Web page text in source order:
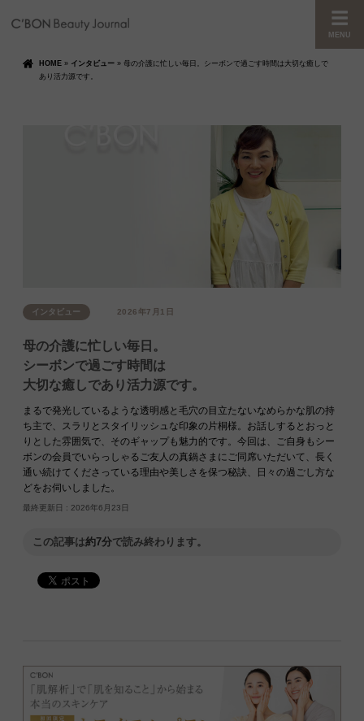
MENU
HOME » インタビュー » 母の介護に忙しい毎日。シーボンで過ごす時間は大切な癒しで
あり活力源です。
インタビュー 2026年7月1日
母の介護に忙しい毎日。
シーボンで過ごす時間は
大切な癒しであり活力源です。
まるで発光しているような透明感と毛穴の目立たないなめらかな肌の持
ち主で、スラリとスタイリッシュな印象の片桐様。お話しするとおっと
りとした雰囲気で、そのギャップも魅力的です。今回は、ご自身もシー
ボンの会員でいらっしゃるご友人の真鍋さまにご同席いただいて、長く
通い続けてくださっている理由や美しさを保つ秘訣、日々の過ごし方な
どをお伺いしました。
最終更新日 : 2026年6月23日
この記事は約7分で読み終わります。